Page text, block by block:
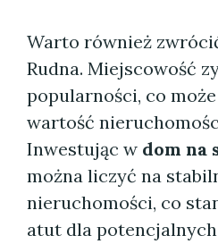
Warto również
Rudna. Miejscowość
popularności, co może
wartość
Inwestując w dom na
można liczyć na
nieruchomości, co
atut dla